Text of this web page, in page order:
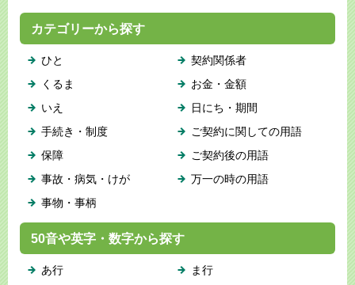
カテゴリーから探す
ひと
くるま
いえ
手続き・制度
保障
事故・病気・けが
事物・事柄
契約関係者
お金・金額
日にち・期間
ご契約に関しての用語
ご契約後の用語
万一の時の用語
50音や英字・数字から探す
あ行
ま行